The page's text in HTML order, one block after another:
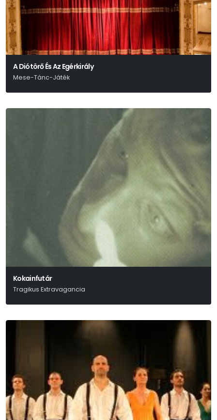
A Diótörő És Az Egérkirály
Mese-Tánc-Játék
Kokainfutár
Tragikus Extravagancia